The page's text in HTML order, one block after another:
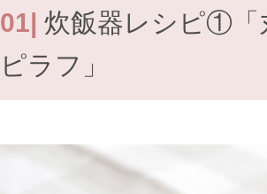
01| 炊飯器レシピ①「
ピラフ」